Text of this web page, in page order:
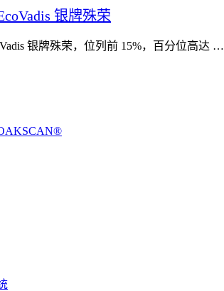
银牌殊荣
银牌殊荣，位列前 15%，百分位高达 …